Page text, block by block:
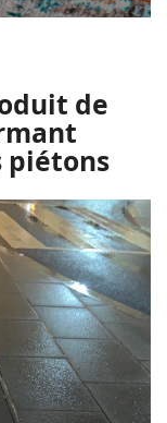
de
piétons